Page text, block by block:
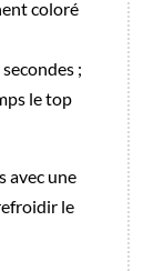
coloré
;
le top
avec une
le